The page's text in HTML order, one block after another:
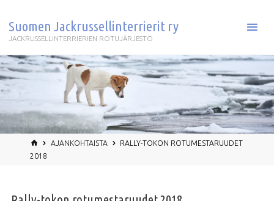
content
Suomen Jackrussellinterrierit ry
JACKRUSSELLINTERRIERIEN ROTUJÄRJESTÖ
HOME
AJANKOHTAISTA
RALLY-TOKON ROTUMESTARUUDET
2018